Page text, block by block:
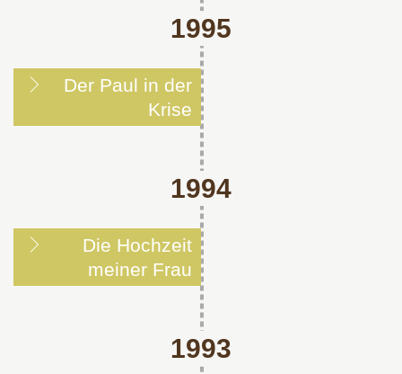
1995
Der Paul in der
Krise
1994
Die Hochzeit
meiner Frau
1993